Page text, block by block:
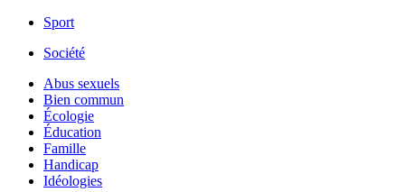
Sport
Société
Abus sexuels
Bien commun
Écologie
Éducation
Famille
Handicap
Idéologies